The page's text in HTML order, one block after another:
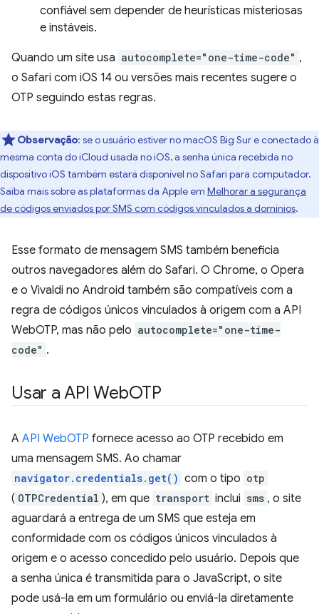
confiável sem depender de heurísticas misteriosas
e instáveis.
Quando um site usa autocomplete="one-time-code" ,
o Safari com iOS 14 ou versões mais recentes sugere o
OTP seguindo estas regras.
Observação: se o usuário estiver no macOS Big Sur e conectado à
mesma conta do iCloud usada no iOS, a senha única recebida no
dispositivo iOS também estará disponível no Safari para computador.
Saiba mais sobre as plataformas da Apple em Melhorar a segurança
de códigos enviados por SMS com códigos vinculados a domínios.
Esse formato de mensagem SMS também beneficia
outros navegadores além do Safari. O Chrome, o Opera
e o Vivaldi no Android também são compatíveis com a
regra de códigos únicos vinculados à origem com a API
WebOTP, mas não pelo autocomplete="one-time-
code" .
Usar a API WebOTP
A API WebOTP fornece acesso ao OTP recebido em
uma mensagem SMS. Ao chamar
navigator.credentials.get() com o tipo otp
( OTPCredential ), em que transport inclui sms , o site
aguardará a entrega de um SMS que esteja em
conformidade com os códigos únicos vinculados à
origem e o acesso concedido pelo usuário. Depois que
a senha única é transmitida para o JavaScript, o site
pode usá-la em um formulário ou enviá-la diretamente